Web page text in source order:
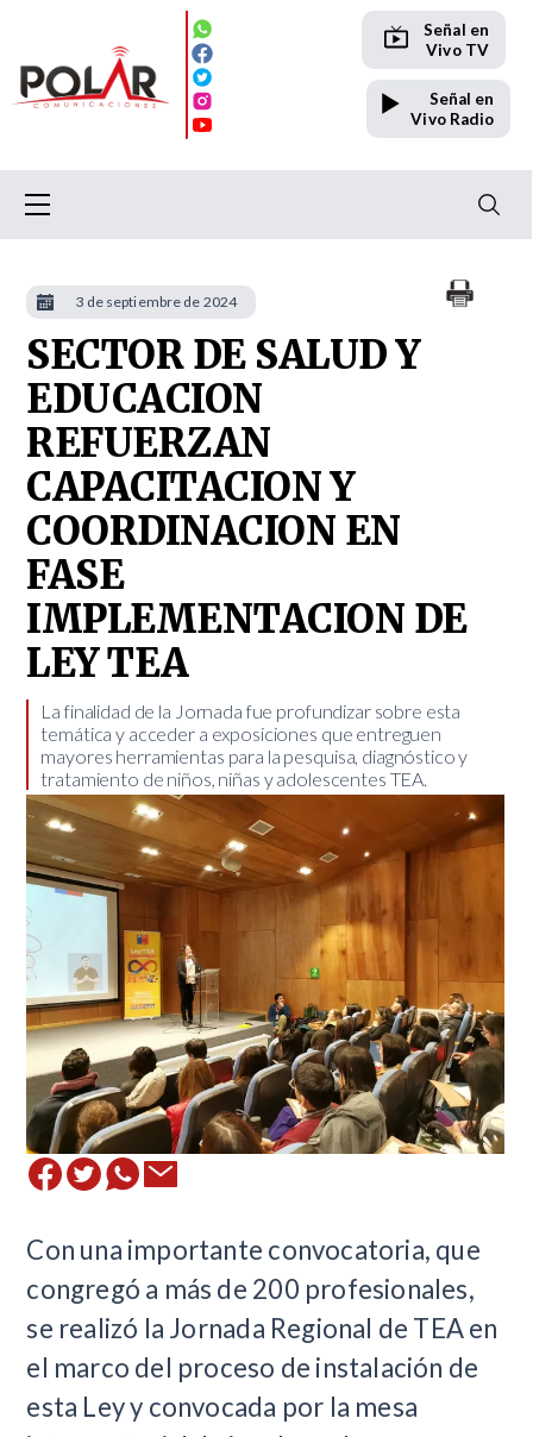
Señal en
Vivo TV
Señal en
Vivo Radio
SECTOR DE SALUD Y
EDUCACION
REFUERZAN
CAPACITACION Y
COORDINACION EN
FASE
IMPLEMENTACION DE
LEY TEA
​La finalidad de la Jornada fue profundizar sobre esta
temática y acceder a exposiciones que entreguen
mayores herramientas para la pesquisa, diagnóstico y
tratamiento de niños, niñas y adolescentes TEA.
​Con una importante convocatoria, que
congregó a más de 200 profesionales,
se realizó la Jornada Regional de TEA en
el marco del proceso de instalación de
esta Ley y convocada por la mesa
3 de septiembre de 2024